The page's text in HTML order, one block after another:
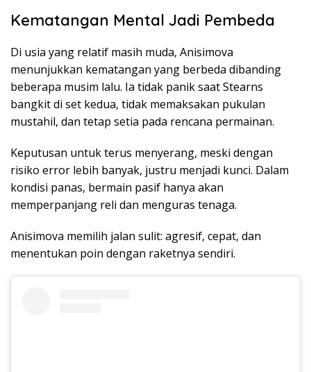
Kematangan Mental Jadi Pembeda
Di usia yang relatif masih muda, Anisimova
menunjukkan kematangan yang berbeda dibanding
beberapa musim lalu. Ia tidak panik saat Stearns
bangkit di set kedua, tidak memaksakan pukulan
mustahil, dan tetap setia pada rencana permainan.
Keputusan untuk terus menyerang, meski dengan
risiko error lebih banyak, justru menjadi kunci. Dalam
kondisi panas, bermain pasif hanya akan
memperpanjang reli dan menguras tenaga.
Anisimova memilih jalan sulit: agresif, cepat, dan
menentukan poin dengan raketnya sendiri.